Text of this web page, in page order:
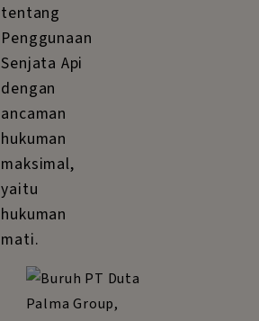
tentang
Penggunaan
Senjata Api
dengan
ancaman
hukuman
maksimal,
yaitu
hukuman
mati.